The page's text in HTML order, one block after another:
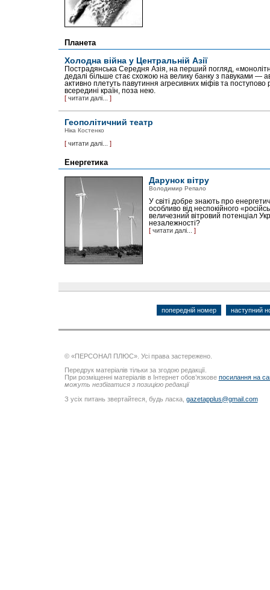
Планета
Холодна війна у Центральній Азії
Пострадянська Середня Азія, на перший погляд,
дедалі більше стає схожою на велику банку з павуками —
активно плетуть павутиння агресивних міфів та
всередині країн, поза нею.
[ читати далі... ]
Геополітичний театр
Ніка Костенко
[ читати далі... ]
Енергетика
Дарунок вітру
Володимир Репало
У світі добре знають про
особливо від неспокійного
величезний вітровий потенціал
незалежності?
[ читати далі... ]
попередній номер наступний
© «ПЕРСОНАЛ ПЛЮС». Усі права застережено.
Передрук матеріалів тільки за згодою редакції.
При розміщенні матеріалів в Інтернет обов’язкове посилання на
можуть незбігатися з позицією редакції
З усіх питань звертайтеся, будь ласка, gazetapplus@gmail.com